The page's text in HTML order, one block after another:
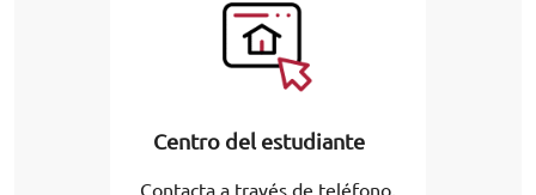
Centro del estudiante
Contacta a través de teléfono,